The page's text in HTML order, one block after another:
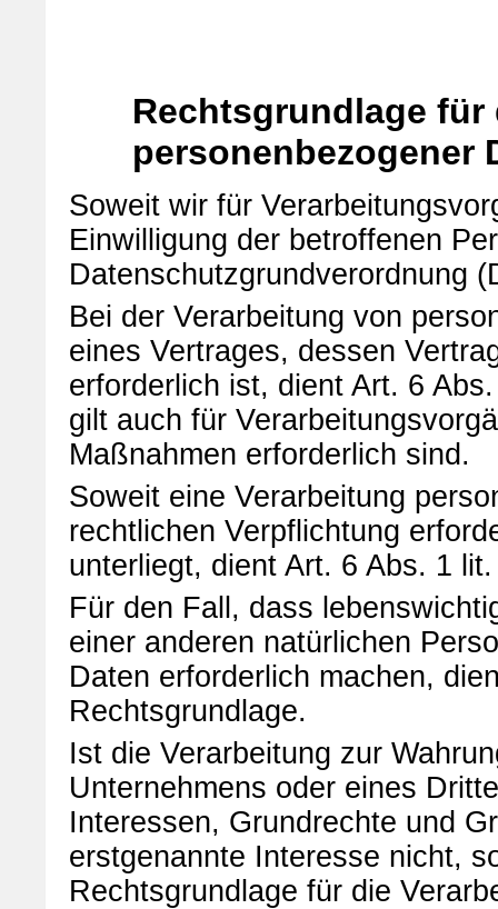
Rechtsgrundlage für
personenbezogener
Soweit wir für
Einwilligung der betroffenen
Datenschutzgrundverordnung
Bei der Verarbeitung von
eines Vertrages, dessen
erforderlich ist, dient Art. 6
gilt auch für
Maßnahmen erforderlich sind.
Soweit eine Verarbeitung
rechtlichen Verpflichtung
unterliegt, dient Art. 6 Abs. 1
Für den Fall, dass
einer anderen natürlichen
Daten erforderlich machen,
Rechtsgrundlage.
Ist die Verarbeitung zur
Unternehmens oder eines
Interessen, Grundrechte und
erstgenannte Interesse nicht,
Rechtsgrundlage für die